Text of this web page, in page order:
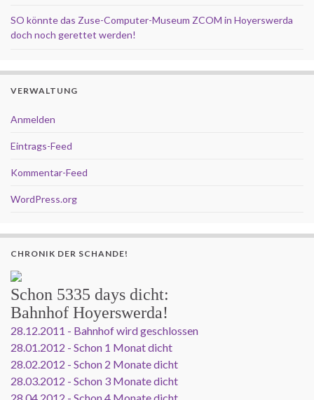
SO könnte das Zuse-Computer-Museum ZCOM in Hoyerswerda
doch noch gerettet werden!
VERWALTUNG
Anmelden
Eintrags-Feed
Kommentar-Feed
WordPress.org
CHRONIK DER SCHANDE!
Schon 5335 days dicht:
Bahnhof Hoyerswerda!
28.12.2011 - Bahnhof wird geschlossen
28.01.2012 - Schon 1 Monat dicht
28.02.2012 - Schon 2 Monate dicht
28.03.2012 - Schon 3 Monate dicht